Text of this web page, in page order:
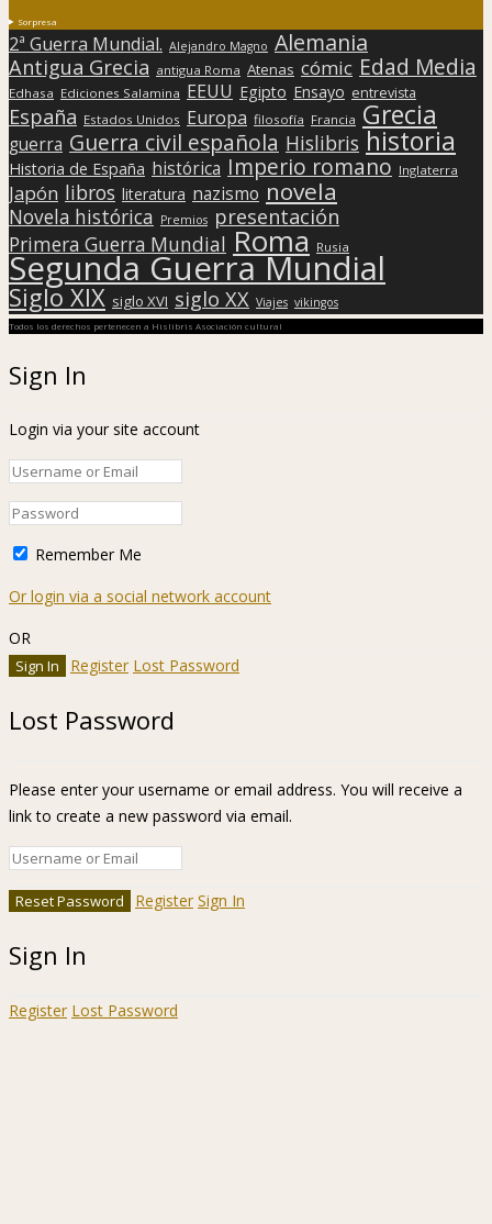
Sorpresa
2ª Guerra Mundial. Alejandro Magno Alemania
Antigua Grecia antigua Roma Atenas cómic Edad Media
Edhasa Ediciones Salamina EEUU Egipto Ensayo entrevista
España Estados Unidos Europa filosofía Francia Grecia
guerra Guerra civil española Hislibris historia
Historia de España histórica Imperio romano Inglaterra
Japón libros literatura nazismo novela
Novela histórica Premios presentación
Primera Guerra Mundial Roma Rusia
Segunda Guerra Mundial
Siglo XIX siglo XVI siglo XX Viajes vikingos
Todos los derechos pertenecen a Hislibris Asociación cultural
Sign In
Login via your site account
Remember Me
Or login via a social network account
OR
Register Lost Password
Lost Password
Please enter your username or email address. You will receive a
link to create a new password via email.
Register Sign In
Sign In
Register Lost Password